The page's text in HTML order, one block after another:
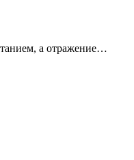
а отражение…